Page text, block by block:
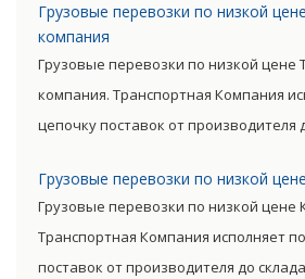
позволяют уменьшить
существенно снизив уровень
Грузовые перевозки по низкой
компания
Грузовые перевозки по низкой цене
компания. Транспортная Компания
цепочку поставок от производителя
позволяют уменьшить транспортные
существенно снизив уровень
Грузовые перевозки по низкой
Грузовые перевозки по низкой цене
Транспортная Компания исполняет
поставок от производителя до